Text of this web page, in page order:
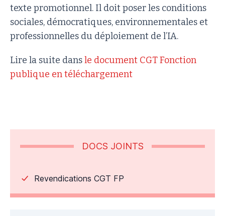
texte promotionnel. Il doit poser les conditions
sociales, démocratiques, environnementales et
professionnelles du déploiement de l’IA.
Lire la suite dansle document CGT Fonction
publique en téléchargement
DOCS JOINTS
Revendications CGT FP